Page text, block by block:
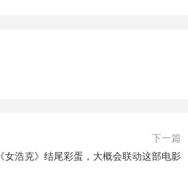
下一篇
《女浩克》结尾彩蛋，大概会联动这部电影